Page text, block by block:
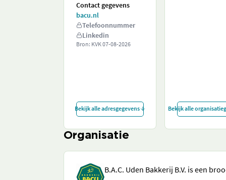
Contact gegevens
bacu.nl
Telefoonnummer
Linkedin
Bron: KVK07-08-2026
Bekijk alle adresgegevens Bekijk alle
Organisatie
B.A.C. Uden Bakkerij B.V. is een